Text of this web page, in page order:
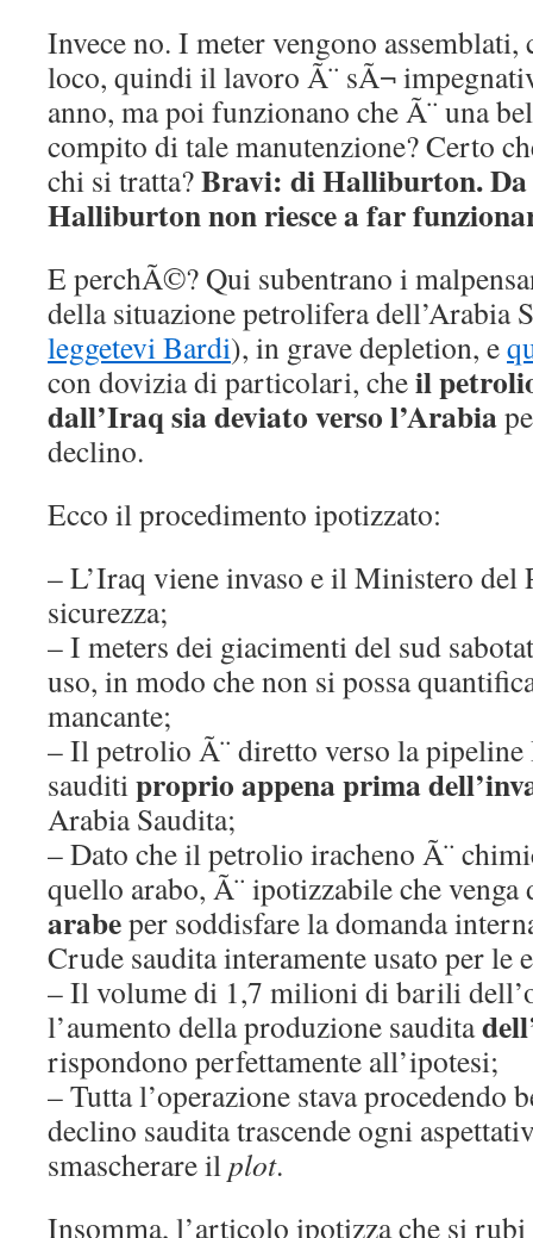
Invece no. I meter vengono
loco, quindi il lavoro Ã¨ sÃ¬
anno, ma poi funzionano che Ã¨ una
compito di tale manutenzione? Certo
chi si tratta?Bravi: di Halliburton.
Halliburton non riesce a far
E perchÃ©? Qui subentrano i
della situazione petrolifera dell’Arabia
leggetevi Bardi), in grave depletion, e
con dovizia di particolari, cheil
dall’Iraq sia deviato verso l’Arabia
declino.
Ecco il procedimento ipotizzato:
– L’Iraq viene invaso e il Ministero del
sicurezza;
– I meters dei giacimenti del sud
uso, in modo che non si possa
mancante;
– Il petrolio Ã¨ diretto verso la
sauditiproprio appena prima
Arabia Saudita;
– Dato che il petrolio iracheno Ã¨
quello arabo, Ã¨ ipotizzabile che
arabeper soddisfare la domanda
Crude saudita interamente usato per le
– Il volume di 1,7 milioni di barili
l’aumento della produzione saudita
rispondono perfettamente all’ipotesi;
– Tutta l’operazione stava procedendo
declino saudita trascende ogni
smascherare ilplot.
Insomma, l’articolo ipotizza che si